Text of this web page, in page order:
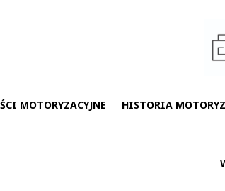
MOTORYZACYJNE HISTORIA